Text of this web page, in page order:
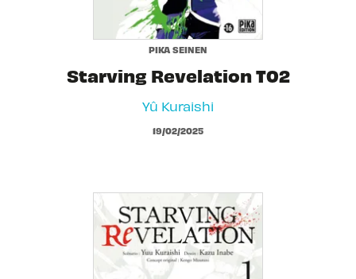
PIKA SEINEN
Starving Revelation T02
Yû Kuraishi
19/02/2025